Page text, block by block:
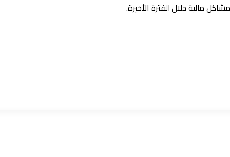
مالية خلال الفترة الأخيرة.